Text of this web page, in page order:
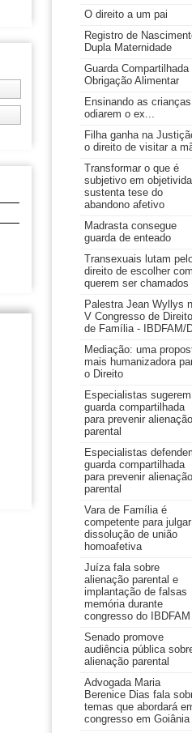
O direito a um pai
Registro de
Dupla Maternidade
Guarda Compartilhada
Obrigação Alimentar
Ensinando as
odiarem o ex...
Filha ganha na
o direito de visitar a
Transformar o que é
subjetivo em
sustenta tese do
abandono afetivo
Madrasta consegue
guarda de enteado
Transexuais lutam
direito de escolher
querem ser chamados
Palestra Jean Wyllys
V Congresso de Direito
de Família - IBDFAM/
Mediação: uma
mais humanizadora
o Direito
Especialistas sugerem
guarda compartilhada
para prevenir alienação
parental
Especialistas
guarda compartilhada
para prevenir alienação
parental
Vara de Família é
competente para julgar
dissolução de união
homoafetiva
Juíza fala sobre
alienação parental e
implantação de falsas
memória durante
congresso do IBDFAM
Senado promove
audiência pública
alienação parental
Advogada Maria
Berenice Dias fala
temas que abordará
congresso em Goiânia